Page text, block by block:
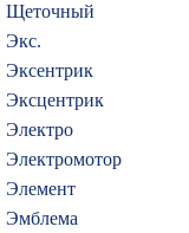
Щеточный
Экс.
Эксентрик
Эксцентрик
Электро
Электромотор
Элемент
Эмблема